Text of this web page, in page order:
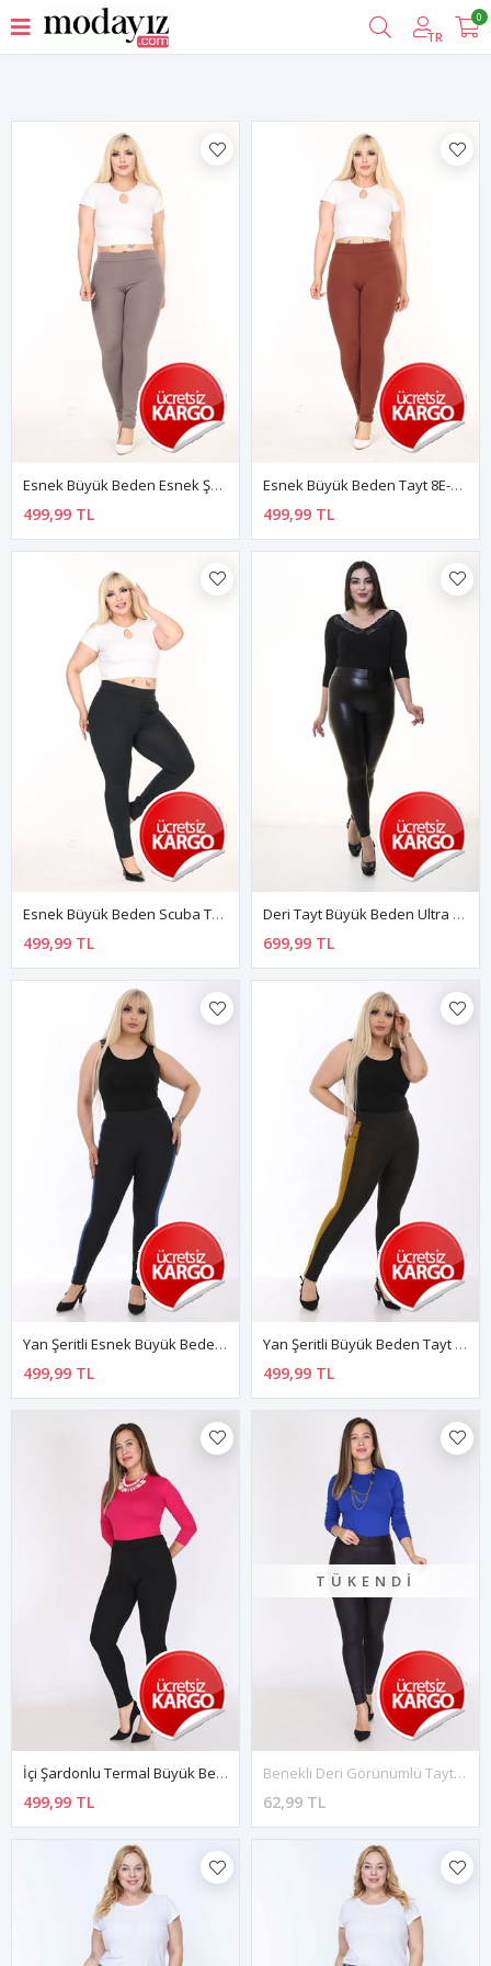
TR
0
Filtrele
Esnek Büyük Beden Esnek Şardonlu Tayt 27A-2585
499,99 TL
Esnek Büyük Beden Tayt 8E-2584
499,99 TL
Esnek Büyük Beden Scuba Tayt 8A-2583
499,99 TL
Deri Tayt Büyük Beden Ultra Esnek 33C-1345
699,99 TL
Yan Şeritli Esnek Büyük Beden Tayt 20D-1292
499,99 TL
Yan Şeritli Büyük Beden Tayt 5D-1288
499,99 TL
İçi Şardonlu Termal Büyük Beden Tayt 20B-0797
499,99 TL
TÜKENDI
Benekli Deri Görünümlü Tayt 6B-0796
62,99 TL